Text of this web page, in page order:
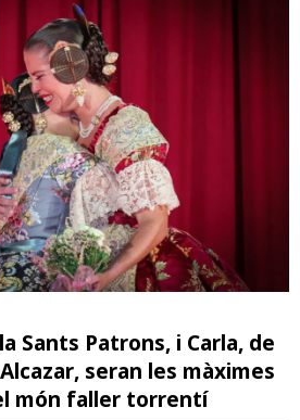
Sants Patrons, i Carla, de
seran les màximes
món faller torrentí